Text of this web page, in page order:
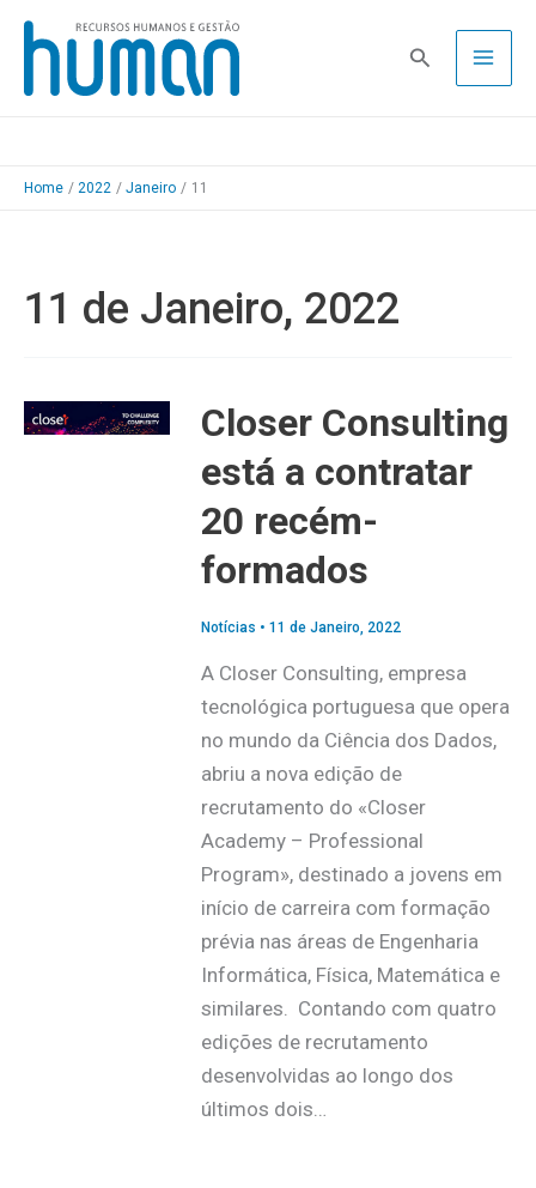
Skip
content
Pesquisa
Home 2022 Janeiro 11
11 de Janeiro, 2022
Closer Consulting
está a contratar
20 recém-
formados
Notícias • 11 de Janeiro, 2022
A Closer Consulting, empresa
tecnológica portuguesa que opera
no mundo da Ciência dos Dados,
abriu a nova edição de
recrutamento do «Closer
Academy – Professional
Program», destinado a jovens em
início de carreira com formação
prévia nas áreas de Engenharia
Informática, Física, Matemática e
similares. Contando com quatro
edições de recrutamento
desenvolvidas ao longo dos
últimos dois…